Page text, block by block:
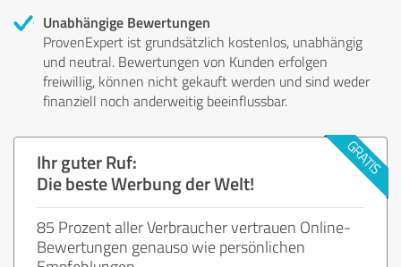
Unabhängige Bewertungen
ProvenExpert ist grundsätzlich kostenlos, unabhängig
und neutral. Bewertungen von Kunden erfolgen
freiwillig, können nicht gekauft werden und sind weder
finanziell noch anderweitig beeinflussbar.
Ihr guter Ruf:
Die beste Werbung der Welt!
85 Prozent aller Verbraucher vertrauen Online-
Bewertungen genauso wie persönlichen